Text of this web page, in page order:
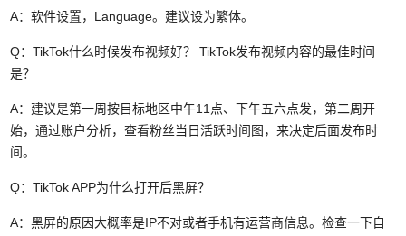
A：软件设置，Language。建议设为繁体。
Q：TikTok什么时候发布视频好？ TikTok发布视频内容的最佳时间
是？
A： 建议是第一周按目标地区中午11点、下午五六点发，第二周开
始，通过账户分析，查看粉丝当日活跃时间图，来决定后面发布时
间。
Q：TikTok APP为什么打开后黑屏？
A：黑屏的原因大概率是IP不对或者手机有运营商信息。检查一下自